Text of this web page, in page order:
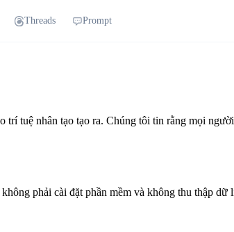
Threads Prompt
tuệ nhân tạo tạo ra. Chúng tôi tin rằng mọi
phải cài đặt phần mềm và không thu thập dữ